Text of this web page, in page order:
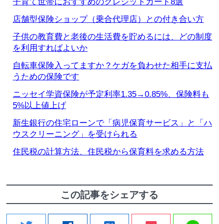
店舗型保険ショップ（乗合代理店）との付き合い方
子供の教育費と老後の生活費を貯めるには、どの制度
を利用すればよいか
自転車保険入ってますか？ケガを負わせた相手に支払
うための保険です
ニッセイ学資保険が予定利率1.35→0.85%、保険料も
5%以上値上げ
新生銀行の住宅ローンで「病児保育サービス」と「ハ
ウスクリーニング」を受けられる
住民税の計算方法、住民税から保育料を求める方法
この記事をシェアする